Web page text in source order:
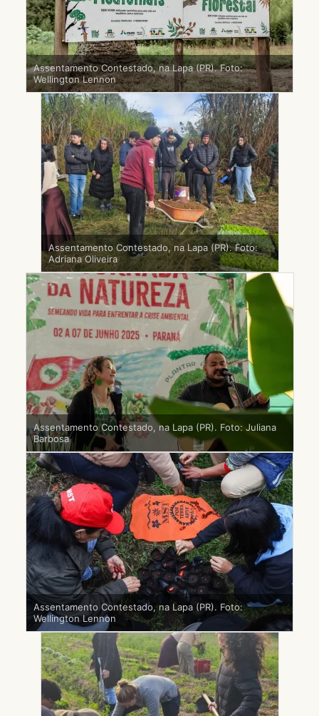
Assentamento Contestado, na Lapa (PR). Foto:
Wellington Lennon
Assentamento Contestado, na Lapa (PR). Foto:
Adriana Oliveira
Assentamento Contestado, na Lapa (PR). Foto: Juliana
Barbosa
Assentamento Contestado, na Lapa (PR). Foto:
Wellington Lennon